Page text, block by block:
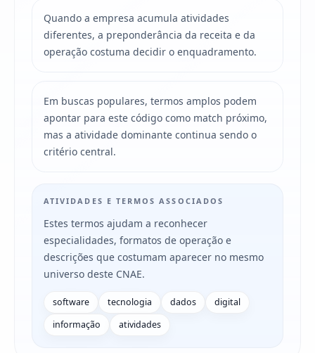
Quando a empresa acumula atividades
diferentes, a preponderância da receita e da
operação costuma decidir o enquadramento.
Em buscas populares, termos amplos podem
apontar para este código como match próximo,
mas a atividade dominante continua sendo o
critério central.
ATIVIDADES E TERMOS ASSOCIADOS
Estes termos ajudam a reconhecer
especialidades, formatos de operação e
descrições que costumam aparecer no mesmo
universo deste CNAE.
software tecnologia dados
digital
informação
atividades